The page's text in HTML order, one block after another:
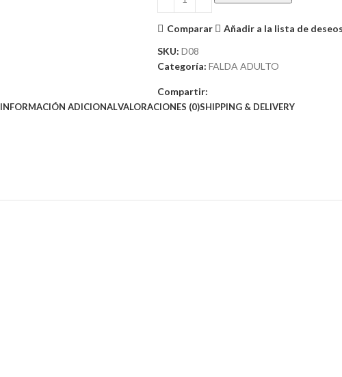
Comparar
Añadir a la lista de deseos
SKU: D08
Categoría: FALDA ADULTO
Compartir:
INFORMACIÓN ADICIONALVALORACIONES (0)SHIPPING & DELIVERY